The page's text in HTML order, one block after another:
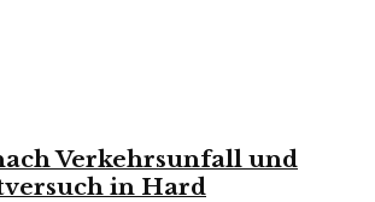
Verkehrsunfall und
in Hard